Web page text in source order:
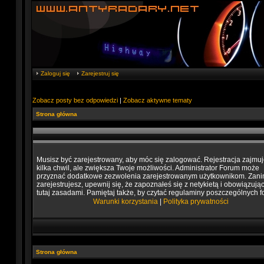
Zaloguj się Zarejestruj się
Zobacz posty bez odpowiedzi | Zobacz aktywne tematy
Strona główna
Musisz być zarejestrowany, aby móc się zalogować. Rejestracja
kilka chwil, ale zwiększa Twoje możliwości. Administrator Forum może
przyznać dodatkowe zezwolenia zarejestrowanym użytkownikom.
zarejestrujesz, upewnij się, że zapoznałeś się z netykietą i
tutaj zasadami. Pamiętaj także, by czytać regulaminy poszczególnych
Warunki korzystania| Polityka prywatności
Strona główna